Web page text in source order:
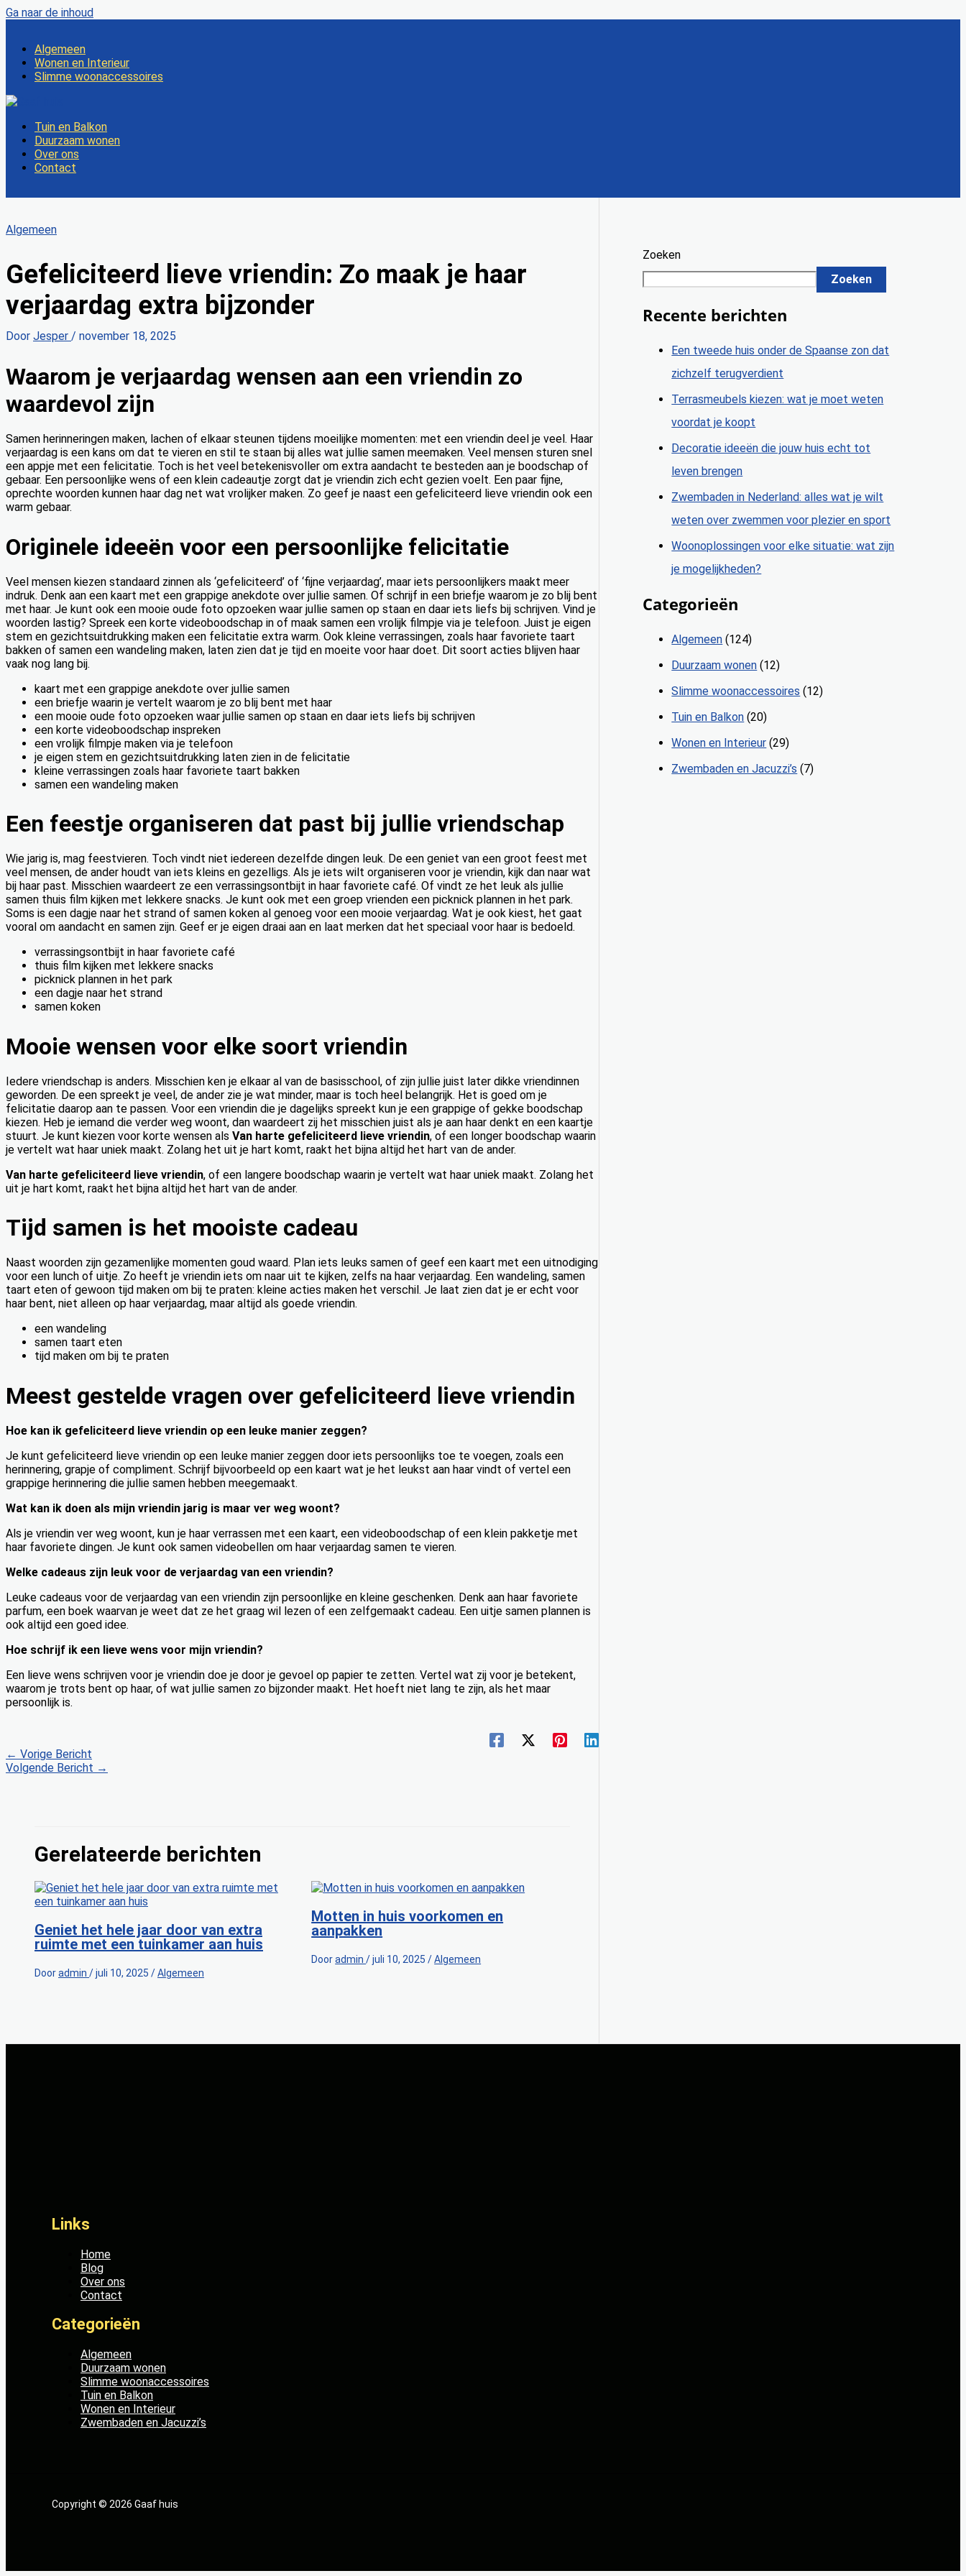
Ga naar de inhoud
Algemeen
Wonen en Interieur
Slimme woonaccessoires
Tuin en Balkon
Duurzaam wonen
Over ons
Contact
Algemeen
Gefeliciteerd lieve vriendin: Zo maak je haar
verjaardag extra bijzonder
Door Jesper / november 18, 2025
Waarom je verjaardag wensen aan een vriendin zo
waardevol zijn
Samen herinneringen maken, lachen of elkaar steunen tijdens moeilijke momenten: met een vriendin deel je veel. Haar
verjaardag is een kans om dat te vieren en stil te staan bij alles wat jullie samen meemaken. Veel mensen sturen snel
een appje met een felicitatie. Toch is het veel betekenisvoller om extra aandacht te besteden aan je boodschap of
gebaar. Een persoonlijke wens of een klein cadeautje zorgt dat je vriendin zich echt gezien voelt. Een paar fijne,
oprechte woorden kunnen haar dag net wat vrolijker maken. Zo geef je naast een gefeliciteerd lieve vriendin ook een
warm gebaar.
Originele ideeën voor een persoonlijke felicitatie
Veel mensen kiezen standaard zinnen als ‘gefeliciteerd’ of ‘fijne verjaardag’, maar iets persoonlijkers maakt meer
indruk. Denk aan een kaart met een grappige anekdote over jullie samen. Of schrijf in een briefje waarom je zo blij bent
met haar. Je kunt ook een mooie oude foto opzoeken waar jullie samen op staan en daar iets liefs bij schrijven. Vind je
woorden lastig? Spreek een korte videoboodschap in of maak samen een vrolijk filmpje via je telefoon. Juist je eigen
stem en gezichtsuitdrukking maken een felicitatie extra warm. Ook kleine verrassingen, zoals haar favoriete taart
bakken of samen een wandeling maken, laten zien dat je tijd en moeite voor haar doet. Dit soort acties blijven haar
vaak nog lang bij.
kaart met een grappige anekdote over jullie samen
een briefje waarin je vertelt waarom je zo blij bent met haar
een mooie oude foto opzoeken waar jullie samen op staan en daar iets liefs bij schrijven
een korte videoboodschap inspreken
een vrolijk filmpje maken via je telefoon
je eigen stem en gezichtsuitdrukking laten zien in de felicitatie
kleine verrassingen zoals haar favoriete taart bakken
samen een wandeling maken
Een feestje organiseren dat past bij jullie vriendschap
Wie jarig is, mag feestvieren. Toch vindt niet iedereen dezelfde dingen leuk. De een geniet van een groot feest met
veel mensen, de ander houdt van iets kleins en gezelligs. Als je iets wilt organiseren voor je vriendin, kijk dan naar wat
bij haar past. Misschien waardeert ze een verrassingsontbijt in haar favoriete café. Of vindt ze het leuk als jullie
samen thuis film kijken met lekkere snacks. Je kunt ook met een groep vrienden een picknick plannen in het park.
Soms is een dagje naar het strand of samen koken al genoeg voor een mooie verjaardag. Wat je ook kiest, het gaat
vooral om aandacht en samen zijn. Geef er je eigen draai aan en laat merken dat het speciaal voor haar is bedoeld.
verrassingsontbijt in haar favoriete café
thuis film kijken met lekkere snacks
picknick plannen in het park
een dagje naar het strand
samen koken
Mooie wensen voor elke soort vriendin
Iedere vriendschap is anders. Misschien ken je elkaar al van de basisschool, of zijn jullie juist later dikke vriendinnen
geworden. De een spreekt je veel, de ander zie je wat minder, maar is toch heel belangrijk. Het is goed om je
felicitatie daarop aan te passen. Voor een vriendin die je dagelijks spreekt kun je een grappige of gekke boodschap
kiezen. Heb je iemand die verder weg woont, dan waardeert zij het misschien juist als je aan haar denkt en een kaartje
stuurt. Je kunt kiezen voor korte wensen als Van harte gefeliciteerd lieve vriendin, of een longer boodschap waarin
je vertelt wat haar uniek maakt. Zolang het uit je hart komt, raakt het bijna altijd het hart van de ander.
Van harte gefeliciteerd lieve vriendin, of een langere boodschap waarin je vertelt wat haar uniek maakt. Zolang het
uit je hart komt, raakt het bijna altijd het hart van de ander.
Tijd samen is het mooiste cadeau
Naast woorden zijn gezamenlijke momenten goud waard. Plan iets leuks samen of geef een kaart met een uitnodiging
voor een lunch of uitje. Zo heeft je vriendin iets om naar uit te kijken, zelfs na haar verjaardag. Een wandeling, samen
taart eten of gewoon tijd maken om bij te praten: kleine acties maken het verschil. Je laat zien dat je er echt voor
haar bent, niet alleen op haar verjaardag, maar altijd als goede vriendin.
een wandeling
samen taart eten
tijd maken om bij te praten
Meest gestelde vragen over gefeliciteerd lieve vriendin
Hoe kan ik gefeliciteerd lieve vriendin op een leuke manier zeggen?
Je kunt gefeliciteerd lieve vriendin op een leuke manier zeggen door iets persoonlijks toe te voegen, zoals een
herinnering, grapje of compliment. Schrijf bijvoorbeeld op een kaart wat je het leukst aan haar vindt of vertel een
grappige herinnering die jullie samen hebben meegemaakt.
Wat kan ik doen als mijn vriendin jarig is maar ver weg woont?
Als je vriendin ver weg woont, kun je haar verrassen met een kaart, een videoboodschap of een klein pakketje met
haar favoriete dingen. Je kunt ook samen videobellen om haar verjaardag samen te vieren.
Welke cadeaus zijn leuk voor de verjaardag van een vriendin?
Leuke cadeaus voor de verjaardag van een vriendin zijn persoonlijke en kleine geschenken. Denk aan haar favoriete
parfum, een boek waarvan je weet dat ze het graag wil lezen of een zelfgemaakt cadeau. Een uitje samen plannen is
ook altijd een goed idee.
Hoe schrijf ik een lieve wens voor mijn vriendin?
Een lieve wens schrijven voor je vriendin doe je door je gevoel op papier te zetten. Vertel wat zij voor je betekent,
waarom je trots bent op haar, of wat jullie samen zo bijzonder maakt. Het hoeft niet lang te zijn, als het maar
persoonlijk is.
← Vorige Bericht
Volgende Bericht →
Gerelateerde berichten
Geniet het hele jaar door van extra
ruimte met een tuinkamer aan huis
Dooradmin /juli 10, 2025 /Algemeen
Motten in huis voorkomen en
aanpakken
Dooradmin/juli 10, 2025/Algemeen
Zoeken
Zoeken
Recente berichten
Een tweede huis onder de Spaanse zon dat
zichzelf terugverdient
Terrasmeubels kiezen: wat je moet weten
voordat je koopt
Decoratie ideeën die jouw huis echt tot
leven brengen
Zwembaden in Nederland: alles wat je wilt
weten over zwemmen voor plezier en sport
Woonoplossingen voor elke situatie: wat zijn
je mogelijkheden?
Categorieën
Algemeen (124)
Duurzaam wonen (12)
Slimme woonaccessoires (12)
Tuin en Balkon (20)
Wonen en Interieur (29)
Zwembaden en Jacuzzi’s (7)
Links
Home
Blog
Over ons
Contact
Categorieën
Algemeen
Duurzaam wonen
Slimme woonaccessoires
Tuin en Balkon
Wonen en Interieur
Zwembaden en Jacuzzi’s
Copyright © 2026 Gaaf huis